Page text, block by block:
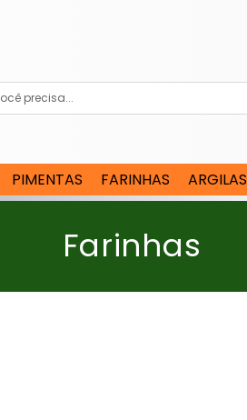
PIMENTAS FARINHAS ARGILAS
C
o
Farinhas